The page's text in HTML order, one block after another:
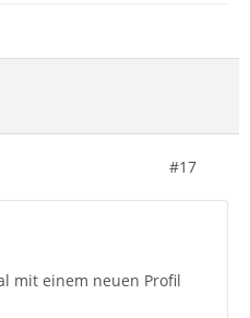
#17
mit einem neuen Profil